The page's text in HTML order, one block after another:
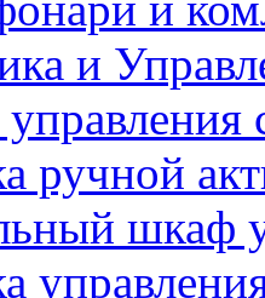
и
ручной
шкаф